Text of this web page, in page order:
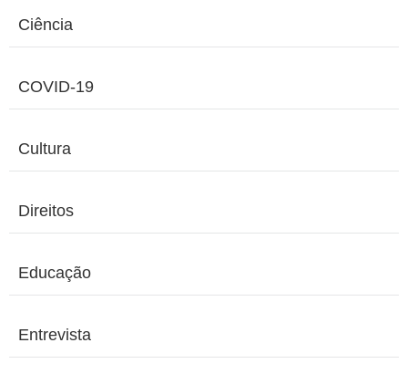
Ciência
COVID-19
Cultura
Direitos
Educação
Entrevista